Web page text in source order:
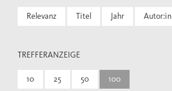
Relevanz Titel Jahr Autor:in
TREFFERANZEIGE
10 25 50 100